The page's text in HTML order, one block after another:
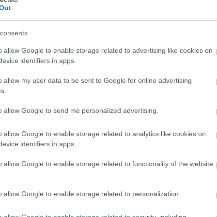
allow Google to enable storage related to advertising like cookies on
identifiers in apps.
allow my user data to be sent to Google for online advertising
allow Google to send me personalized advertising.
allow Google to enable storage related to analytics like cookies on
identifiers in apps.
allow Google to enable storage related to functionality of the website
allow Google to enable storage related to personalization.
sa skrývajú za pekne
interiérmi? Spoznajte 7
sa držia najlepší
dizajnéri
lampa
dielo, môže byť šperkom celého
v obývačke, ale aj v spálni, kde sa
si z lámp, ktoré majú podstavu v
gule, či kovového stojana, so
tienidlom. Tento štýl nikdy nevyjde
Môj dom Špeciál 02/2026